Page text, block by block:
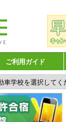
ご利用ガイド